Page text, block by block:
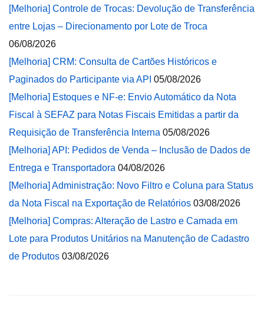
[Melhoria] Controle de Trocas: Devolução de Transferência
entre Lojas – Direcionamento por Lote de Troca
06/08/2026
[Melhoria] CRM: Consulta de Cartões Históricos e
Paginados do Participante via API 05/08/2026
[Melhoria] Estoques e NF-e: Envio Automático da Nota
Fiscal à SEFAZ para Notas Fiscais Emitidas a partir da
Requisição de Transferência Interna 05/08/2026
[Melhoria] API: Pedidos de Venda – Inclusão de Dados de
Entrega e Transportadora 04/08/2026
[Melhoria] Administração: Novo Filtro e Coluna para Status
da Nota Fiscal na Exportação de Relatórios 03/08/2026
[Melhoria] Compras: Alteração de Lastro e Camada em
Lote para Produtos Unitários na Manutenção de Cadastro
de Produtos 03/08/2026